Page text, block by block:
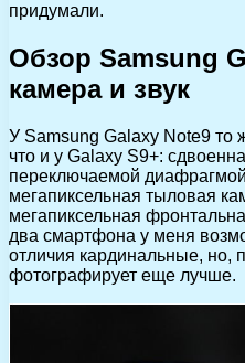
придумали.
Обзор Samsung
камера и звук
У Samsung Galaxy Note9 то
что и у Galaxy S9+:
переключаемой
мегапиксельная тыловая
мегапиксельная
два смартфона у меня
отличия кардинальные,
фотографирует еще лучше.